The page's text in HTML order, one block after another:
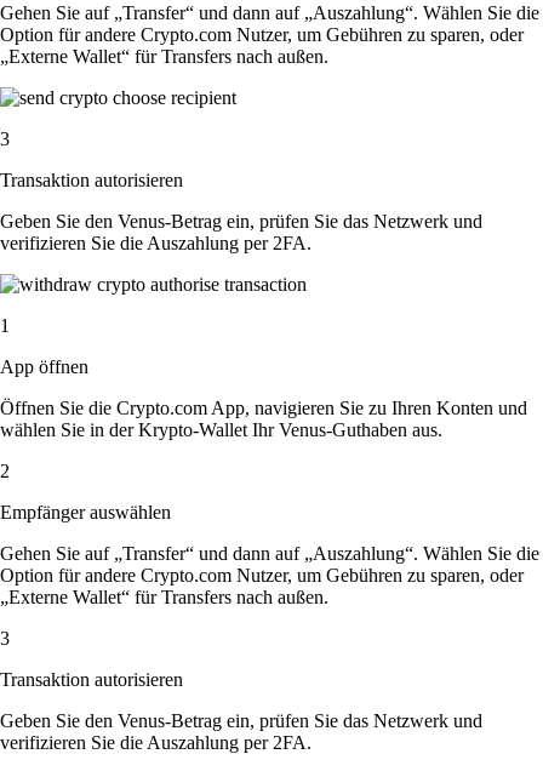
Gehen Sie auf „Transfer“ und dann auf „Auszahlung“. Wählen Sie die
Option für andere Crypto.com Nutzer, um Gebühren zu sparen, oder
„Externe Wallet“ für Transfers nach außen.
3
Transaktion autorisieren
Geben Sie den Venus-Betrag ein, prüfen Sie das Netzwerk und
verifizieren Sie die Auszahlung per 2FA.
1
App öffnen
Öffnen Sie die Crypto.com App, navigieren Sie zu Ihren Konten und
wählen Sie in der Krypto-Wallet Ihr Venus-Guthaben aus.
2
Empfänger auswählen
Gehen Sie auf „Transfer“ und dann auf „Auszahlung“. Wählen Sie die
Option für andere Crypto.com Nutzer, um Gebühren zu sparen, oder
„Externe Wallet“ für Transfers nach außen.
3
Transaktion autorisieren
Geben Sie den Venus-Betrag ein, prüfen Sie das Netzwerk und
verifizieren Sie die Auszahlung per 2FA.